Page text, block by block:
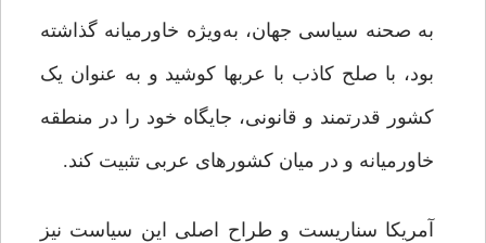
به صحنه سیاسی جهان، به‌ویژه خاورمیانه گذاشته
بود، با صلح کاذب با عرب‏ها کوشید و به عنوان یک
کشور قدرتمند و قانونی، جایگاه خود را در منطقه
خاورمیانه و در میان کشورهای عربی تثبیت کند.
آمریکا سناریست و طراح اصلی این سیاست نیز